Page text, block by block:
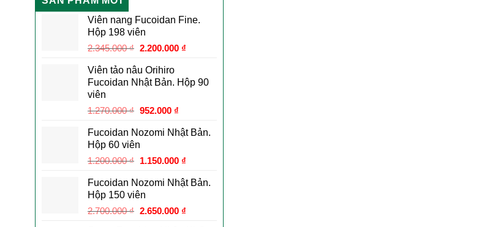
Viên nang Fucoidan Fine.
Hộp 198 viên
2.345.000₫ Giá
là:
2.345.000 ₫.
2.200.000 ₫Giá
là:
Viên tảo nâu Orihiro
Fucoidan Nhật Bản. Hộp 90
viên
1.270.000₫ Giá
là:
1.270.000 ₫.
952.000 ₫Giá
tại
952.000 ₫.
Fucoidan Nozomi Nhật Bản.
Hộp 60 viên
1.200.000₫ Giá
là:
1.200.000 ₫.
1.150.000 ₫Giá
tại
1.150.000 ₫.
Fucoidan Nozomi Nhật Bản.
Hộp 150 viên
2.700.000₫ Giá
2.650.000 ₫Giá